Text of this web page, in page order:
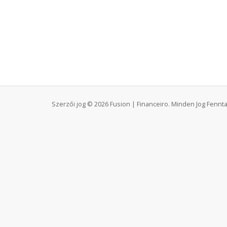
Szerzői jog © 2026 Fusion | Financeiro. Minden Jog